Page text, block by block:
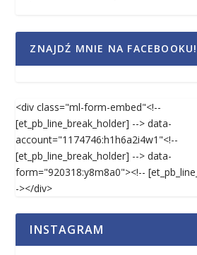
ZNAJDŹ MNIE NA FACEBOOKU!
<div class="ml-form-embed"<!--
[et_pb_line_break_holder] --> data-
account="1174746:h1h6a2i4w1"<!--
[et_pb_line_break_holder] --> data-
form="920318:y8m8a0"><!--
-></div>
INSTAGRAM